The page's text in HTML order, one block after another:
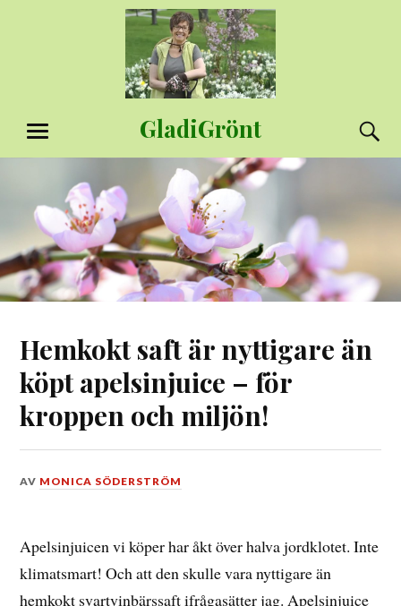
GladiGrönt
MENY
Hemkokt saft är nyttigare än
köpt apelsinjuice – för
kroppen och miljön!
DEN
2012
AV MONICA SÖDERSTRÖM
Apelsinjuicen vi köper har åkt över halva jordklotet. Inte
klimatsmart! Och att den skulle vara nyttigare än
hemkokt svartvinbärssaft ifrågasätter jag. Apelsinjuice